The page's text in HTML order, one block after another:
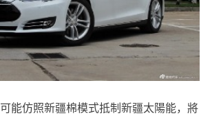
能仿照新疆棉模式抵制新疆太陽能，將